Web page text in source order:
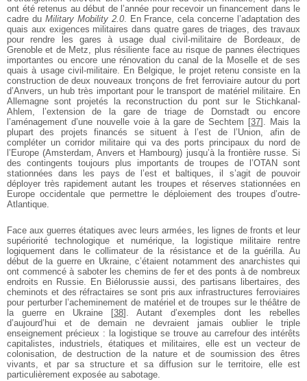
ont été retenus au début de l’année pour recevoir un financement dans le
cadre du Military Mobility 2.0. En France, cela concerne l’adaptation des
quais aux exigences militaires dans quatre gares de triages, des travaux
pour rendre les gares à usage dual civil-militaire de Bordeaux, de
Grenoble et de Metz, plus résiliente face au risque de pannes électriques
importantes ou encore une rénovation du canal de la Moselle et de ses
quais à usage civil-militaire. En Belgique, le projet retenu consiste en la
construction de deux nouveaux tronçons de fret ferroviaire autour du port
d’Anvers, un hub très important pour le transport de matériel militaire. En
Allemagne sont projetés la reconstruction du pont sur le Stichkanal-
Ahlem, l’extension de la gare de triage de Dornstadt ou encore
l’aménagement d’une nouvelle voie à la gare de Sechtem [37] . Mais la
plupart des projets financés se situent à l’est de l’Union, afin de
compléter un corridor militaire qui va des ports principaux du nord de
l’Europe (Amsterdam, Anvers et Hambourg) jusqu’à la frontière russe. Si
des contingents toujours plus importants de troupes de l’OTAN sont
stationnées dans les pays de l’est et baltiques, il s’agit de pouvoir
déployer très rapidement autant les troupes et réserves stationnées en
Europe occidentale que permettre le déploiement des troupes d’outre-
Atlantique.
Face aux guerres étatiques avec leurs armées, les lignes de fronts et leur
supériorité technologique et numérique, la logistique militaire rentre
logiquement dans le collimateur de la résistance et de la guérilla. Au
début de la guerre en Ukraine, c’étaient notamment des anarchistes qui
ont commencé à saboter les chemins de fer et des ponts à de nombreux
endroits en Russie. En Biélorussie aussi, des partisans libertaires, des
cheminots et des réfractaires se sont pris aux infrastructures ferroviaires
pour perturber l’acheminement de matériel et de troupes sur le théâtre de
la guerre en Ukraine [38] . Autant d’exemples dont les rebelles
d’aujourd’hui et de demain ne devraient jamais oublier le triple
enseignement précieux : la logistique se trouve au carrefour des intérêts
capitalistes, industriels, étatiques et militaires, elle est un vecteur de
colonisation, de destruction de la nature et de soumission des êtres
vivants, et par sa structure et sa diffusion sur le territoire, elle est
particulièrement exposée au sabotage.